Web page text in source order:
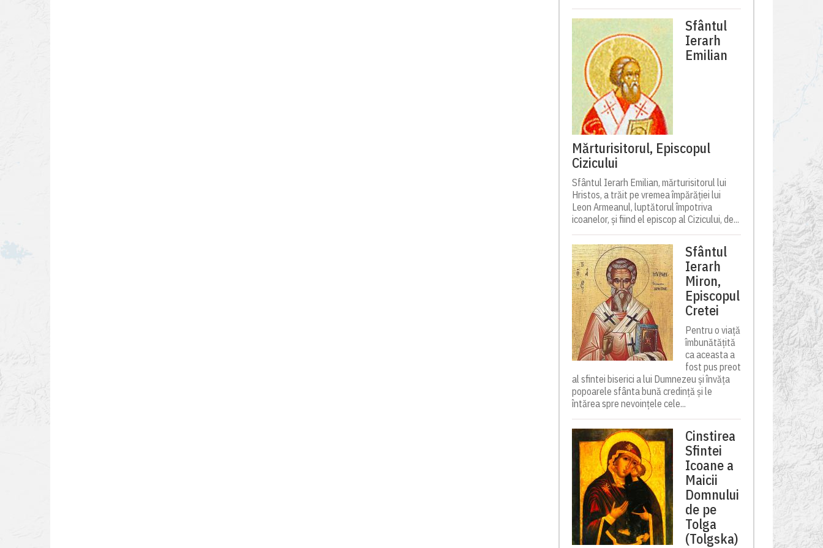
Sfântul
Ierarh
Emilian
Mărturisitorul, Episcopul
Cizicului
Sfântul Ierarh Emilian, mărturisitorul lui
Hristos, a trăit pe vremea împărăției lui
Leon Armeanul, luptătorul împotriva
icoanelor, și fiind el episcop al Cizicului, de...
Sfântul
Ierarh
Miron,
Episcopul
Cretei
Pentru o viață
îmbunătățită
ca aceasta a
fost pus preot
al sfintei biserici a lui Dumnezeu și învăța
popoarele sfânta bună credință și le
întărea spre nevoințele cele...
Cinstirea
Sfintei
Icoane a
Maicii
Domnului
de pe
Tolga
(Tolgska)